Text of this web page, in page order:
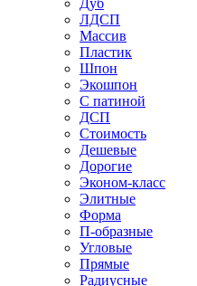
Дуб
ЛДСП
Массив
Пластик
Шпон
Экошпон
С патиной
ДСП
Стоимость
Дешевые
Дорогие
Эконом-класс
Элитные
Форма
П-образные
Угловые
Прямые
Радиусные